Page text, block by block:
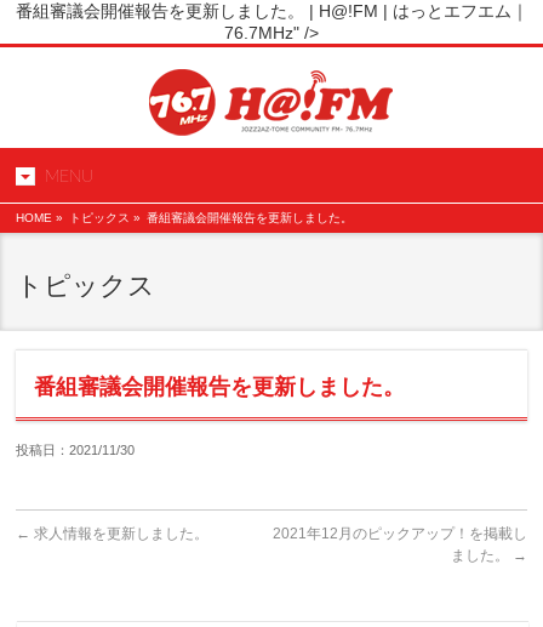
番組審議会開催報告を更新しました。 | H@!FM | はっとエフエム｜
76.7MHz" />
MENU
HOME » トピックス » 番組審議会開催報告を更新しました。
トピックス
番組審議会開催報告を更新しました。
投稿日：2021/11/30
← 求人情報を更新しました。
2021年12月のピックアップ！を掲載し
ました。
→